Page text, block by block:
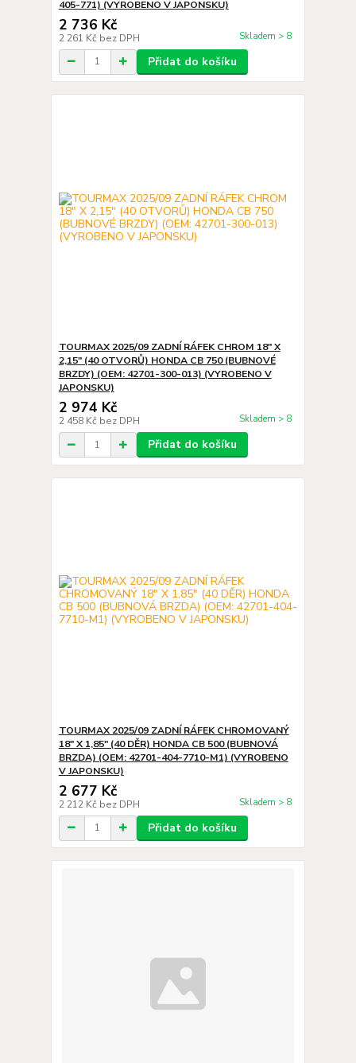
405-771) (VYROBENO V JAPONSKU)
2 736 Kč
2 261 Kč bez DPH Skladem > 8
Přidat do košíku
TOURMAX 2025/09 ZADNÍ RÁFEK CHROM 18" X
2,15" (40 OTVORŮ) HONDA CB 750 (BUBNOVÉ
BRZDY) (OEM: 42701-300-013) (VYROBENO V
JAPONSKU)
2 974 Kč
2 458 Kč bez DPH Skladem > 8
Přidat do košíku
TOURMAX 2025/09 ZADNÍ RÁFEK CHROMOVANÝ
18" X 1,85" (40 DĚR) HONDA CB 500 (BUBNOVÁ
BRZDA) (OEM: 42701-404-7710-M1) (VYROBENO
V JAPONSKU)
2 677 Kč
2 212 Kč bez DPH Skladem > 8
Přidat do košíku